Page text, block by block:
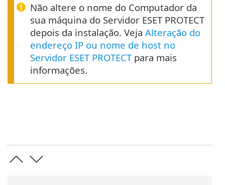
Não altere o nome do Computador da
sua máquina do Servidor ESET PROTECT
depois da instalação. Veja Alteração do
endereço IP ou nome de host no
Servidor ESET PROTECTpara mais
informações.